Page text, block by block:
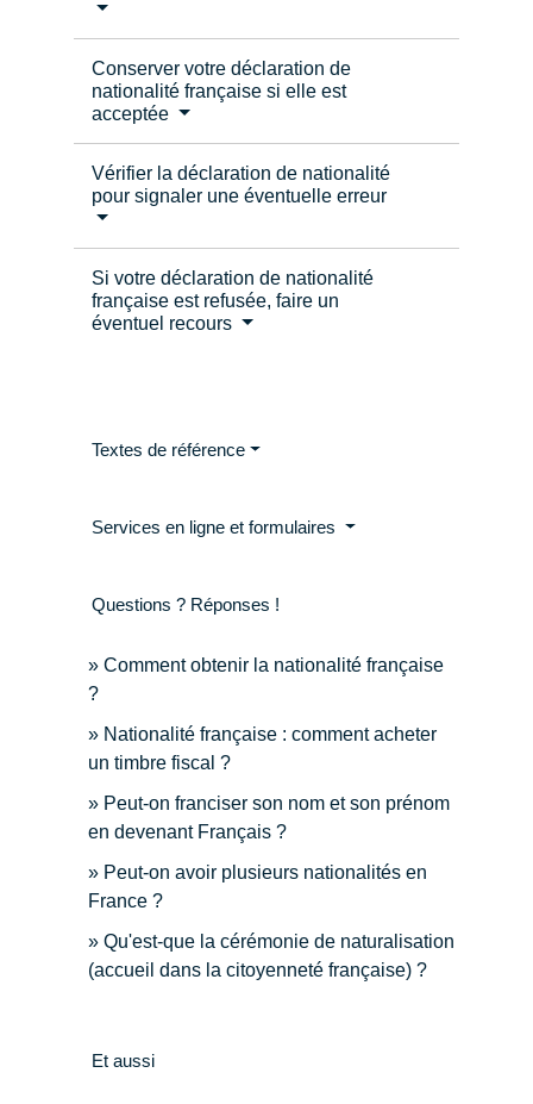
Conserver votre déclaration de
nationalité française si elle est
acceptée
Vérifier la déclaration de nationalité
pour signaler une éventuelle erreur
Si votre déclaration de nationalité
française est refusée, faire un
éventuel recours
Textes de référence
Services en ligne et formulaires
Questions ? Réponses !
Comment obtenir la nationalité française
?
Nationalité française : comment acheter
un timbre fiscal ?
Peut-on franciser son nom et son prénom
en devenant Français ?
Peut-on avoir plusieurs nationalités en
France ?
Qu'est-que la cérémonie de naturalisation
(accueil dans la citoyenneté française) ?
Et aussi